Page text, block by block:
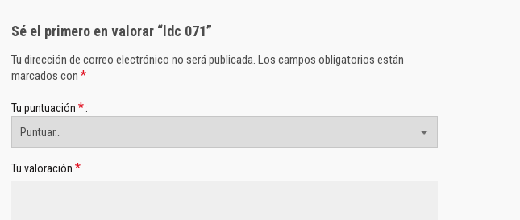
Sé el primero en valorar “ldc 071”
Tu dirección de correo electrónico no será publicada. Los campos obligatorios están
marcados con *
Tu puntuación *
Tu valoración *